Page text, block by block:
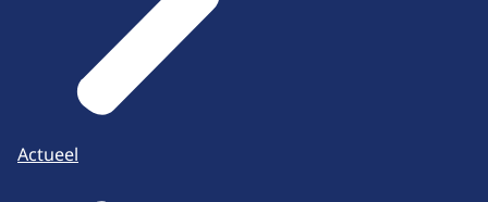
Actueel